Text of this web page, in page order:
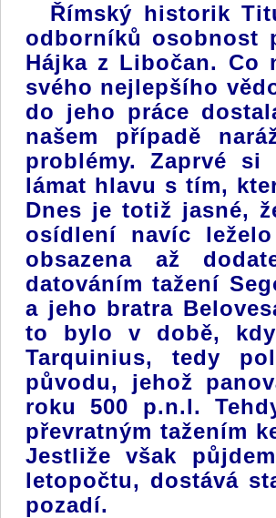
Římský historik
odborníků osobnost
Hájka z Libočan.
svého nejlepšího
do jeho práce
našem případě
problémy. Zaprvé si
lámat hlavu s tím,
Dnes je totiž jasné,
osídlení navíc
obsazena až
datováním tažení
a jeho bratra
to bylo v době,
Tarquinius, tedy
původu, jehož
roku 500 p.n.l.
převratným tažením
Jestliže však
letopočtu, dostává
pozadí.